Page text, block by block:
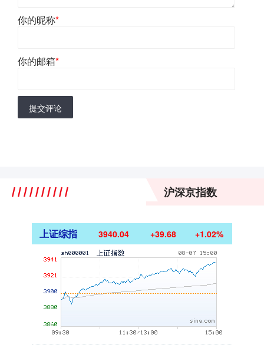
你的昵称*
你的邮箱*
提交评论
沪深京指数
上证综指 3940.04 +39.68 +1.02%